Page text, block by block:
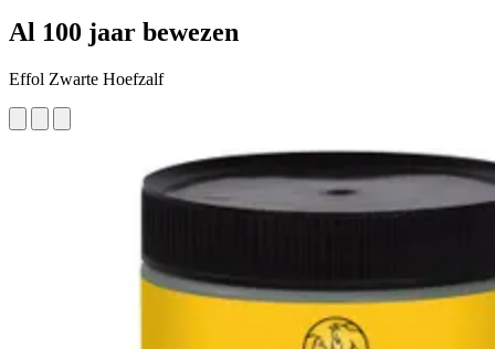
Al 100 jaar bewezen
Effol Zwarte Hoefzalf